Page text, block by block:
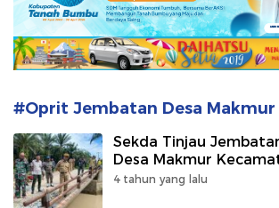
#Oprit Jembatan Desa Makmur
Sekda Tinjau
Desa Makmur
4 tahun yang lalu